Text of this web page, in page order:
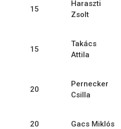
15
Haraszti
Zsolt
15
Takács
Attila
20
Pernecker
Csilla
20 Gacs Miklós